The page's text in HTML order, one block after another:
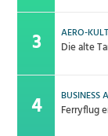
AERO-
Die alte
BUSINESS
Ferryflug